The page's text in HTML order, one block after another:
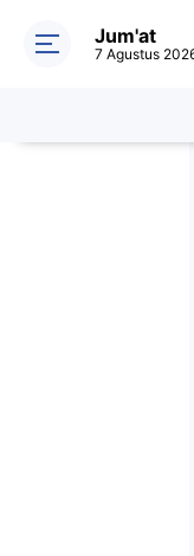
Jum'at
7 Agustus